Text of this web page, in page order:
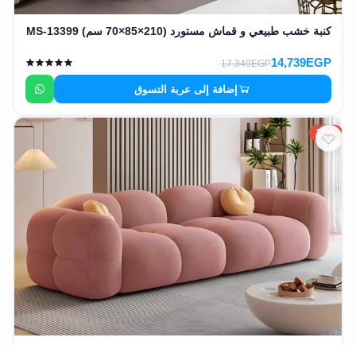
كنبة خشب طبيعي و قماش مستورد (210×85×70 سم) MS-13399
14,739EGP
17,340EGP
إضافة إلى عربة التسوق
15%